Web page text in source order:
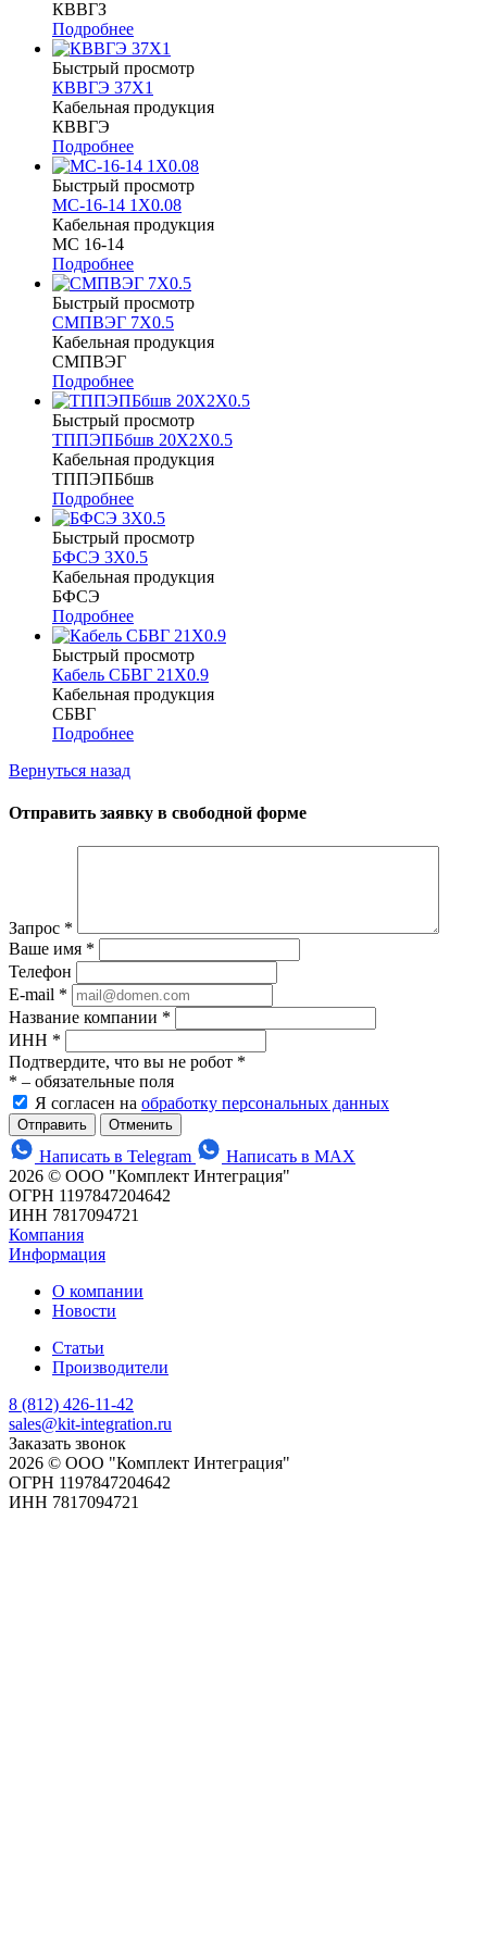
КВВГЗ
Подробнее
Быстрый просмотр
КВВГЭ 37Х1
Кабельная продукция
КВВГЭ
Подробнее
Быстрый просмотр
МС-16-14 1Х0.08
Кабельная продукция
МС 16-14
Подробнее
Быстрый просмотр
СМПВЭГ 7Х0.5
Кабельная продукция
СМПВЭГ
Подробнее
Быстрый просмотр
ТППЭПБбшв 20Х2Х0.5
Кабельная продукция
ТППЭПБбшв
Подробнее
Быстрый просмотр
БФСЭ 3Х0.5
Кабельная продукция
БФСЭ
Подробнее
Быстрый просмотр
Кабель СБВГ 21Х0.9
Кабельная продукция
СБВГ
Подробнее
Вернуться назад
Отправить заявку в свободной форме
Запрос *
Ваше имя *
Телефон
E-mail *
Название компании *
ИНН *
Подтвердите, что вы не робот *
* – обязательные поля
Я согласен на обработку персональных данных
Отменить
Написать в Telegram
Написать в MAX
2026 © ООО "Комплект Интеграция"
ОГРН 1197847204642
ИНН 7817094721
Компания
Информация
О компании
Новости
Статьи
Производители
8 (812) 426-11-42
sales@kit-integration.ru
Заказать звонок
2026 © ООО "Комплект Интеграция"
ОГРН 1197847204642
ИНН 7817094721